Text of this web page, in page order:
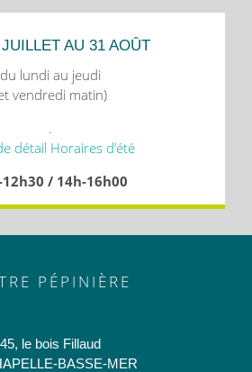
JUILLET AU 31 AOÛT
du lundi au jeudi
vendredi matin)
.
détail Horaires d’été
/ 14h-16h00
PÉPINIÈRE
45, le bois Fillaud
BASSE-MER